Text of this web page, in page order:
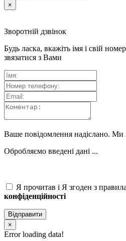
×
Зворотній дзвінок
Будь ласка, вкажіть імя і свій
звязатися з Вами
Ваше повідомлення надіслано.
Обробляємо введені дані ...
Я прочитав і Я згоден з
конфіденційності
Відправити
×
Error loading data!